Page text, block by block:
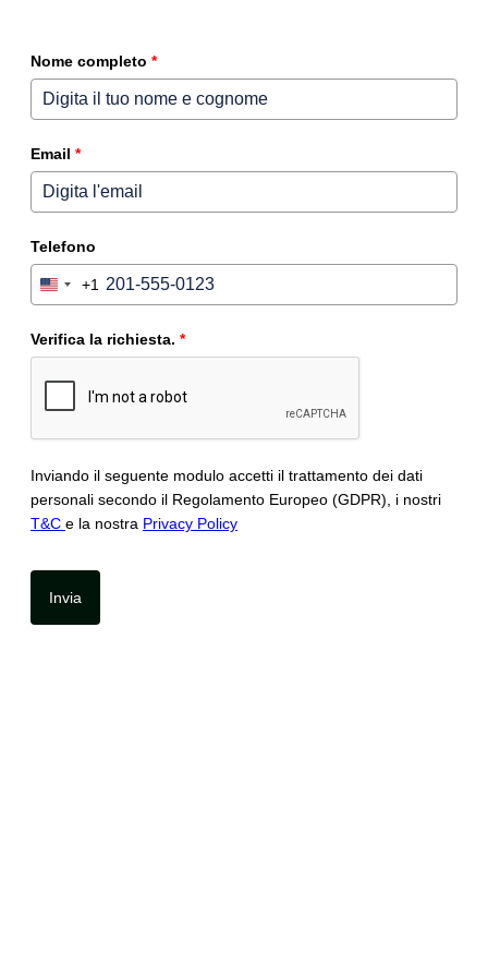
Nome completo *
Email *
Telefono
United
+1
+1
Verifica la richiesta. *
Inviando il seguente modulo accetti il trattamento dei dati
personali secondo il Regolamento Europeo (GDPR), i nostri
T&C e la nostra Privacy Policy
Invia